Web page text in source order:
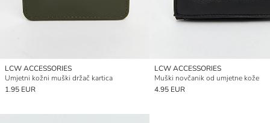
LCW ACCESSORIES
Umjetni kožni muški držač kartica
1.95 EUR
LCW ACCESSORIES
Muški novčanik od umjetne kože
4.95 EUR